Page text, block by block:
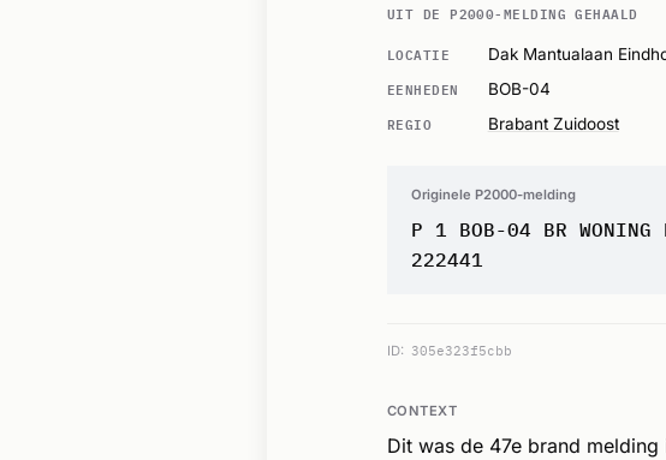
UIT DE P2000-MELDING GEHAALD
LOCATIE
Dak Mantualaan
EENHEDEN BOB-04
REGIO Brabant Zuidoost
Originele P2000-melding
P 1 BOB-04 BR WONING
222441
ID: 305e323f5cbb
CONTEXT
Dit was de 47e brand